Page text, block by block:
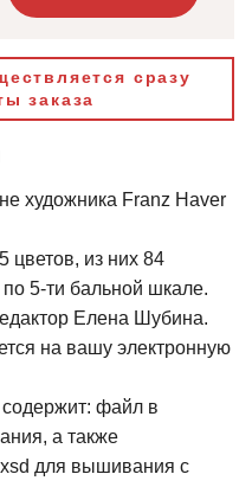
сразу
заказа
художника Franz Haver
цветов, из них 84
5-ти бальной шкале.
Елена Шубина.
на вашу электронную
файл в
а также
для вышивания с